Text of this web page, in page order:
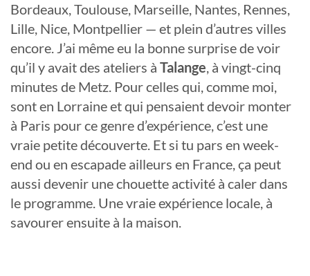
Bordeaux, Toulouse, Marseille, Nantes, Rennes,
Lille, Nice, Montpellier — et plein d’autres villes
encore. J’ai même eu la bonne surprise de voir
qu’il y avait des ateliers à Talange, à vingt-cinq
minutes de Metz. Pour celles qui, comme moi,
sont en Lorraine et qui pensaient devoir monter
à Paris pour ce genre d’expérience, c’est une
vraie petite découverte. Et si tu pars en week-
end ou en escapade ailleurs en France, ça peut
aussi devenir une chouette activité à caler dans
le programme. Une vraie expérience locale, à
savourer ensuite à la maison.